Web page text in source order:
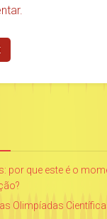
por que este é o
Olimpíadas